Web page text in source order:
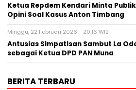
Ketua Repdem Kendari Minta
Opini Soal Kasus Anton Timbang
Minggu, 22 Februari 2026 - 20:16 WIB
Antusias Simpatisan Sambut La
sebagai Ketua DPD PAN Muna
BERITA TERBARU